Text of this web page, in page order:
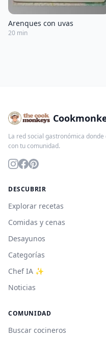
Arenques con uvas
20 min
La red social gastronómica
con tu comunidad.
DESCUBRIR
Explorar recetas
Comidas y cenas
Desayunos
Categorías
Chef IA ✨
Noticias
COMUNIDAD
Buscar cocineros